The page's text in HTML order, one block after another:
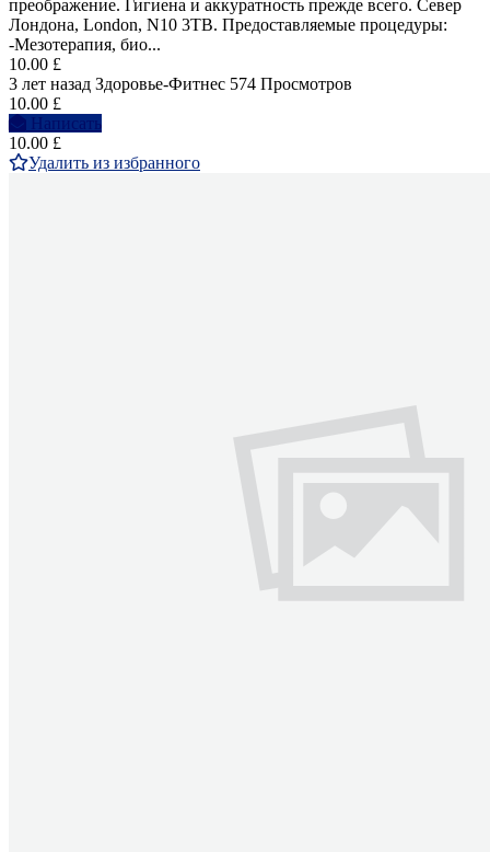
преображение. Гигиена и аккуратность прежде всего. Север
Лондона, London, N10 3TB. Предоставляемые процедуры:
-Мезотерапия, био...
10.00 £
3 лет назад Здоровье-Фитнес 574 Просмотров
10.00 £
Написать
10.00 £
Удалить из избранного